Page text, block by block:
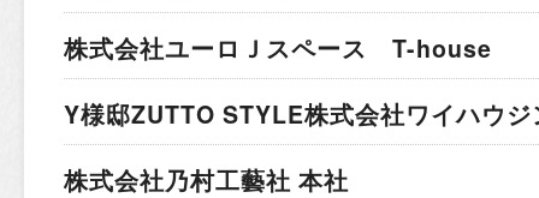
株式会社ユーロＪスペース T-house
Y様邸ZUTTO STYLE株式会社ワイハウジ
株式会社乃村工藝社 本社